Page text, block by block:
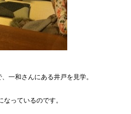
一和さんにある井戸を見学。
っているのです。